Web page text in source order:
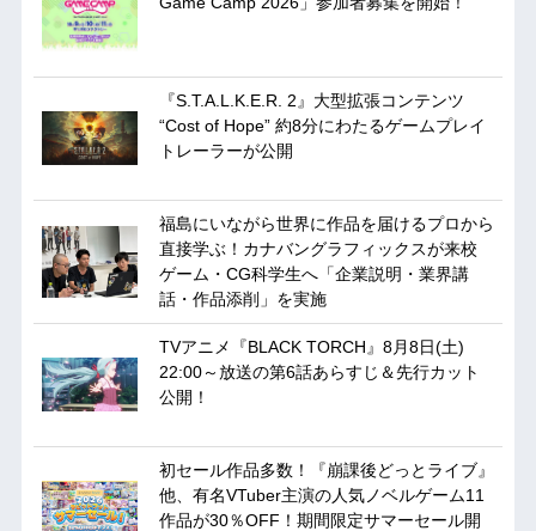
『S.T.A.L.K.E.R. 2』大型拡張コンテンツ
“Cost of Hope” 約8分にわたるゲームプレイ
トレーラーが公開
福島にいながら世界に作品を届けるプロから
直接学ぶ！カナバングラフィックスが来校
ゲーム・CG科学生へ「企業説明・業界講
話・作品添削」を実施
TVアニメ『BLACK TORCH』8月8日(土)
22:00～放送の第6話あらすじ＆先行カット
公開！
初セール作品多数！『崩課後どっとライブ』
他、有名VTuber主演の人気ノベルゲーム11
作品が30％OFF！期間限定サマーセール開